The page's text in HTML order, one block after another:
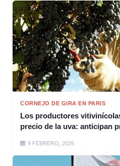
CORNEJO DE GIRA EN PARIS
Los productores
precio de la uva: anticipan
9 FEBRERO, 2026